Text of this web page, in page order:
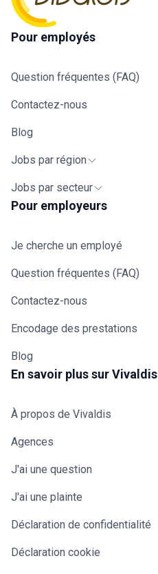
Pour employés
Question fréquentes (FAQ)
Contactez-nous
Blog
Jobs par région
Jobs par secteur
Pour employeurs
Je cherche un employé
Question fréquentes (FAQ)
Contactez-nous
Encodage des prestations
Blog
En savoir plus sur Vivaldis
À propos de Vivaldis
Agences
J'ai une question
J'ai une plainte
Déclaration de confidentialité
Déclaration cookie